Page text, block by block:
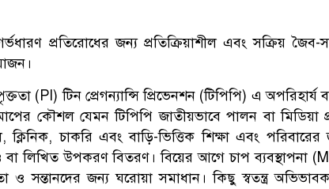
প্রতিরোধের জন্য প্রতিক্রিয়াশীল এবং সক্রিয়
(PI) টিন প্রেগন্যান্সি প্রিভেনশন (টিপিপি) এ অপরিহার্য
কৌশল যেমন টিপিপি জাতীয়ভাবে পালন বা মিডিয়া
ক্লিনিক, চাকরি এবং বাড়ি-ভিত্তিক শিক্ষা এবং
লিখিত উপকরণ বিতরণ। বিয়ের আগে চাপ ব্যবস্থাপনা
ও সন্তানদের জন্য ঘরোয়া সমাধান। কিছু স্বতন্ত্র